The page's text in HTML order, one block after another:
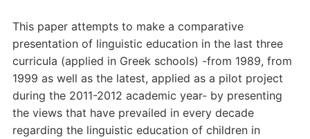
This paper attempts to make a comparative
presentation of linguistic education in the last three
curricula (applied in Greek schools) -from 1989, from
1999 as well as the latest, applied as a pilot project
during the 2011-2012 academic year- by presenting
the views that have prevailed in every decade
regarding the linguistic education of children in